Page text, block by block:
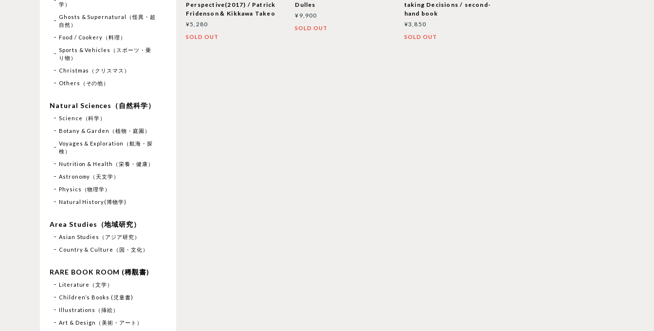
Perspective(2017) / Patrick
Fridenson＆ Kikkawa Takeo
¥5,280
SOLD OUT
Dulles
¥9,900
SOLD OUT
taking Decisions / second-
hand book
¥3,850
SOLD OUT
学）
Ghosts & Supernatural（怪異・超
自然）
Food / Cookery（料理）
Sports & Vehicles（スポーツ・乗
り物）
Christmas（クリスマス）
Others（その他）
Natural Sciences（自然科学）
Science（科学）
Botany & Garden（植物・庭園）
Voyages & Exploration（航海・探
検）
Nutrition & Health（栄養・健康）
Astronomy（天文学）
Physics（物理学）
Natural History(博物学)
Area Studies（地域研究）
Asian Studies（アジア研究）
Country & Culture（国・文化）
RARE BOOK ROOM (稀覯書)
Literature（文学）
Children’s Books (児童書)
Illustrations（挿絵）
Art & Design（美術・アート）